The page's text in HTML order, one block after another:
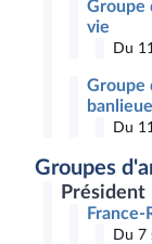
Groupe
vie
Du
Groupe
banlieue
Du
Groupes
Président
Du 7